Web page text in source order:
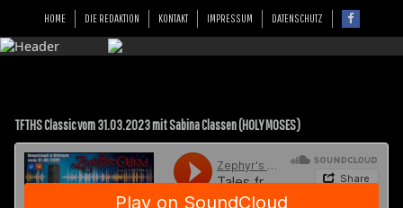
HOME DIE REDAKTION KONTAKT IMPRESSUM DATENSCHUTZ
TFTHS Classic vom 31.03.2023 mit Sabina Classen (HOLY MOSES)